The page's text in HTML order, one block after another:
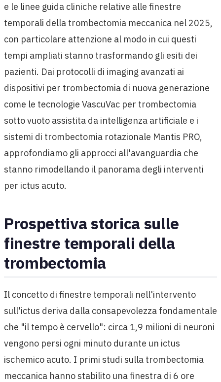
e le linee guida cliniche relative alle finestre
temporali della trombectomia meccanica nel 2025,
con particolare attenzione al modo in cui questi
tempi ampliati stanno trasformando gli esiti dei
pazienti. Dai protocolli di imaging avanzati ai
dispositivi per trombectomia di nuova generazione
come le tecnologie VascuVac per trombectomia
sotto vuoto assistita da intelligenza artificiale e i
sistemi di trombectomia rotazionale Mantis PRO,
approfondiamo gli approcci all'avanguardia che
stanno rimodellando il panorama degli interventi
per ictus acuto.
Prospettiva storica sulle
finestre temporali della
trombectomia
Il concetto di finestre temporali nell'intervento
sull'ictus deriva dalla consapevolezza fondamentale
che "il tempo è cervello": circa 1,9 milioni di neuroni
vengono persi ogni minuto durante un ictus
ischemico acuto. I primi studi sulla trombectomia
meccanica hanno stabilito una finestra di 6 ore